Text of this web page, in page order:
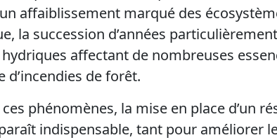
affaiblissement marqué des
la succession d’années
affectant de nombreuses
de forêt.
phénomènes, la mise en place d’un
indispensable, tant pour améliorer